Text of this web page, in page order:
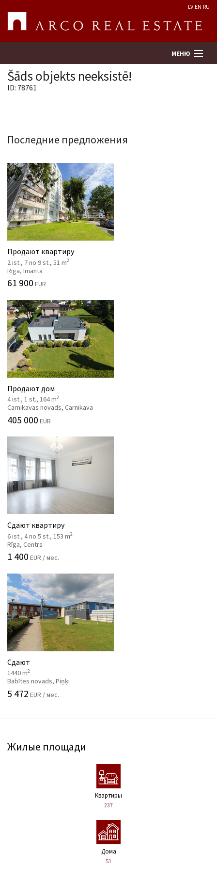
LV EN RU
МЕНЮ
Предприятие
Услуги
Kонтакты
Šāds objekts neeksistē!
ID: 78761
Последние предложения
Продают квартиру
2 ist., 7 no 9 st., 51 m2
Rīga, Imanta
61 900 EUR
Продают дом
4 ist., 1 st., 164 m2
Carnikavas novads, Carnikava
405 000 EUR
Сдают квартиру
6 ist., 4 no 5 st., 153 m2
Rīga, Centrs
1 400 EUR / мес.
Сдают
1440 m2
Babītes novads, Piņķi
5 472 EUR / мес.
Жилые площади
Kвартиры
237
Дома
51